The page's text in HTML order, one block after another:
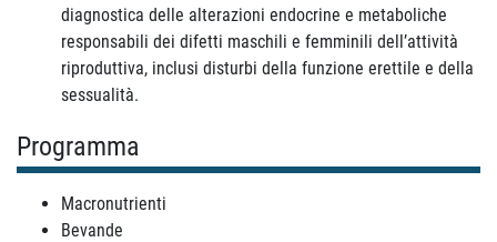
diagnostica delle alterazioni endocrine e metaboliche
responsabili dei difetti maschili e femminili dell’attività
riproduttiva, inclusi disturbi della funzione erettile e della
sessualità.
Programma
Macronutrienti
Bevande